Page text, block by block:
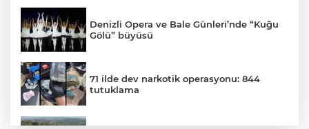
Denizli Opera ve Bale Günleri’nde “Kuğu
Gölü” büyüsü
71 ilde dev narkotik operasyonu: 844
tutuklama